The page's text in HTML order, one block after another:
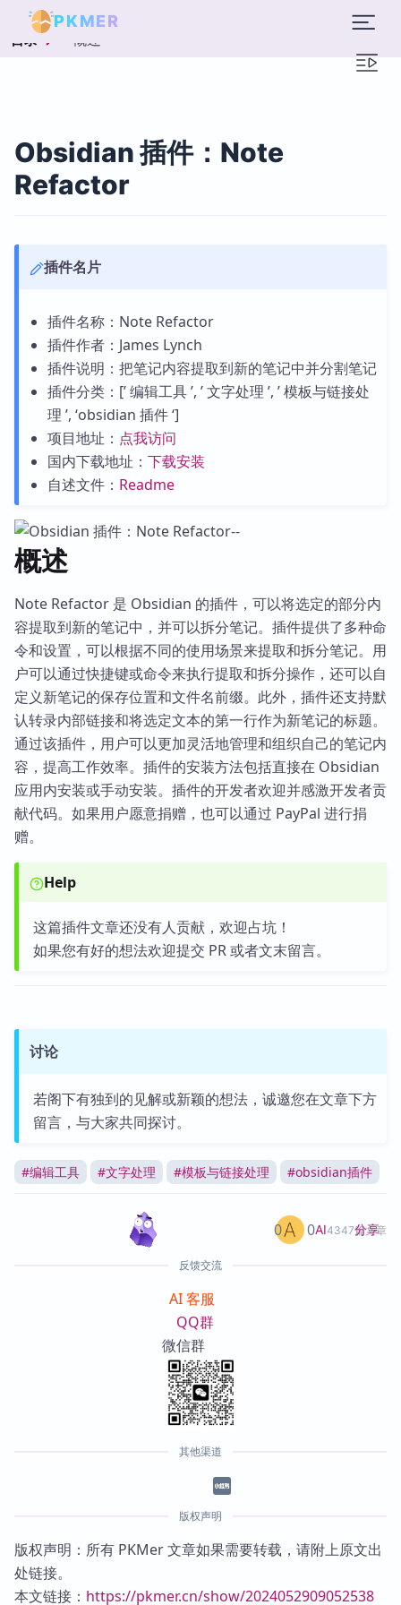
PKMER
目录 概述
Obsidian 插件：Note
Refactor
插件名片
插件名称：Note Refactor
插件作者：James Lynch
插件说明：把笔记内容提取到新的笔记中并分割笔记
插件分类：[’ 编辑工具 ’, ’ 文字处理 ’, ’ 模板与链接处
理 ’, ‘obsidian 插件 ‘]
项目地址： 点我访问
国内下载地址： 下载安装
自述文件： Readme
概述
Note Refactor 是 Obsidian 的插件，可以将选定的部分内
容提取到新的笔记中，并可以拆分笔记。插件提供了多种命
令和设置，可以根据不同的使用场景来提取和拆分笔记。用
户可以通过快捷键或命令来执行提取和拆分操作，还可以自
定义新笔记的保存位置和文件名前缀。此外，插件还支持默
认转录内部链接和将选定文本的第一行作为新笔记的标题。
通过该插件，用户可以更加灵活地管理和组织自己的笔记内
容，提高工作效率。插件的安装方法包括直接在 Obsidian
应用内安装或手动安装。插件的开发者欢迎并感激开发者贡
献代码。如果用户愿意捐赠，也可以通过 PayPal 进行捐
赠。
Help
这篇插件文章还没有人贡献，欢迎占坑！
如果您有好的想法欢迎提交 PR 或者文末留言。
讨论
若阁下有独到的见解或新颖的想法，诚邀您在文章下方
留言，与大家共同探讨。
#编辑工具 #文字处理 #模板与链接处理 #obsidian插件
AI4347篇文章
0 0 分享
反馈交流
AI 客服
QQ群
微信群
其他渠道
版权声明
版权声明：所有 PKMer 文章如果需要转载，请附上原文出
处链接。
本文链接： https://pkmer.cn/show/2024052909052538